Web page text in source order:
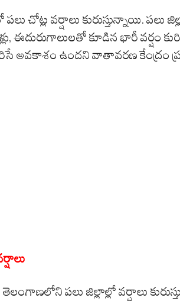
చోట్ల వర్షాలు కురుస్తున్నాయి. పలు
ఈదురుగాలులతో కూడిన భారీ వర్షం
అవకాశం ఉందని వాతావరణ కేంద్రం
పలు జిల్లాల్లో వర్షాలు